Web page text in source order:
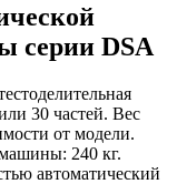
серии DSA
30 частей. Вес
от модели.
240 кг.
автоматический